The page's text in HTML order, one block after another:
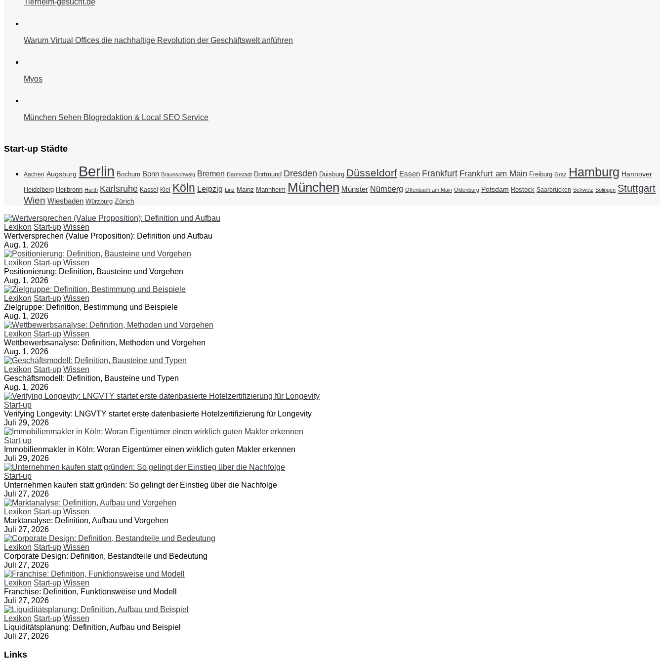
Tierheim-gesucht.de
Warum Virtual Offices die nachhaltige Revolution der Geschäftswelt anführen
Myos
München Sehen Blogredaktion & Local SEO Service
Start-up Städte
Aachen Augsburg Berlin Bochum Bonn Braunschweig Bremen Darmstadt Dortmund Dresden Duisburg Düsseldorf Essen Frankfurt Frankfurt am Main Freiburg Graz Hamburg Hannover
Heidelberg Heilbronn Hürth Karlsruhe Kassel Kiel Köln Leipzig Linz Mainz Mannheim München Münster Nürnberg Offenbach am Main Oldenburg Potsdam Rostock Saarbrücken Schweiz Solingen Stuttgart
Wien Wiesbaden Würzburg Zürich
Lexikon Start-up Wissen
Wertversprechen (Value Proposition): Definition und Aufbau
Aug. 1, 2026
Lexikon Start-up Wissen
Positionierung: Definition, Bausteine und Vorgehen
Aug. 1, 2026
Lexikon Start-up Wissen
Zielgruppe: Definition, Bestimmung und Beispiele
Aug. 1, 2026
Lexikon Start-up Wissen
Wettbewerbsanalyse: Definition, Methoden und Vorgehen
Aug. 1, 2026
Lexikon Start-up Wissen
Geschäftsmodell: Definition, Bausteine und Typen
Aug. 1, 2026
Start-up
Verifying Longevity: LNGVTY startet erste datenbasierte Hotelzertifizierung für Longevity
Juli 29, 2026
Start-up
Immobilienmakler in Köln: Woran Eigentümer einen wirklich guten Makler erkennen
Juli 29, 2026
Start-up
Unternehmen kaufen statt gründen: So gelingt der Einstieg über die Nachfolge
Juli 27, 2026
Lexikon Start-up Wissen
Marktanalyse: Definition, Aufbau und Vorgehen
Juli 27, 2026
Lexikon Start-up Wissen
Corporate Design: Definition, Bestandteile und Bedeutung
Juli 27, 2026
Lexikon Start-up Wissen
Franchise: Definition, Funktionsweise und Modell
Juli 27, 2026
Lexikon Start-up Wissen
Liquiditätsplanung: Definition, Aufbau und Beispiel
Juli 27, 2026
Links